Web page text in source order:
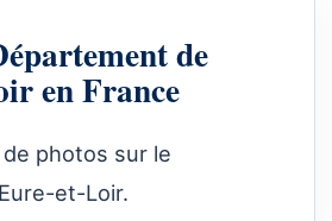
de
en France
photos sur le
et-Loir.